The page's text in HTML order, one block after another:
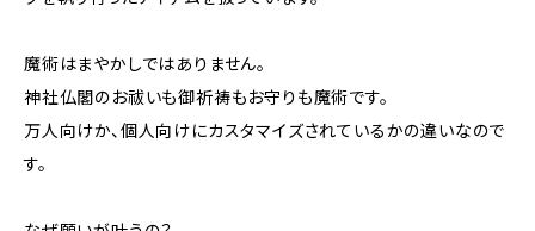
魔術はまやかしではありません。
神社仏閣のお祓いも御祈祷もお守りも魔術です。
万人向けか、個人向けにカスタマイズされているかの違いなので
す。